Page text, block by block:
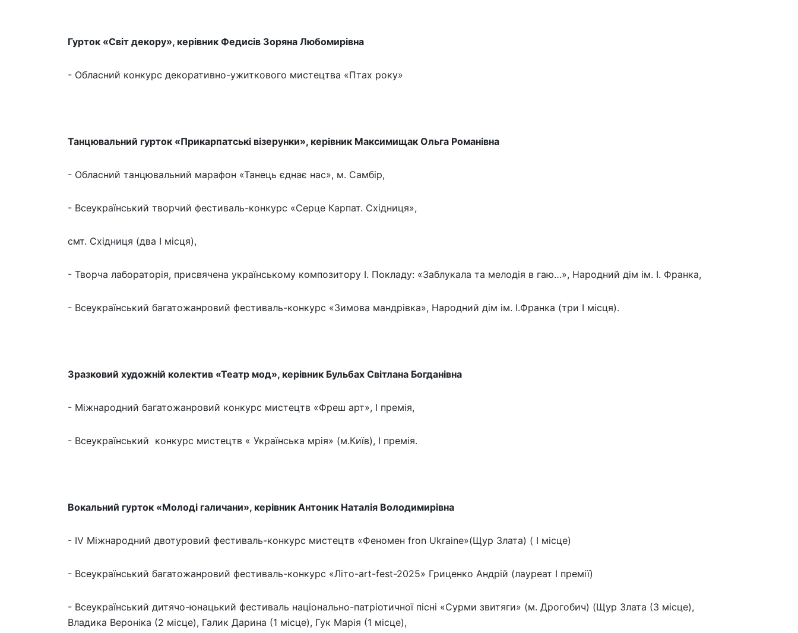
Гурток «Світ декору», керівник Федисів Зоряна Любомирівна
- Обласний конкурс декоративно-ужиткового мистецтва «Птах року»
Танцювальний гурток «Прикарпатські візерунки», керівник Максимищак Ольга Романівна
- Обласний танцювальний марафон «Танець єднає нас», м. Самбір,
- Всеукраїнський творчий фестиваль-конкурс «Серце Карпат. Східниця»,
смт. Східниця (два І місця),
- Творча лабораторія, присвячена українському композитору І. Покладу: «Заблукала та мелодія в гаю…», Народний дім ім. І. Франка,
- Всеукраїнський багатожанровий фестиваль-конкурс «Зимова мандрівка», Народний дім ім. І.Франка (три І місця).
Зразковий художній колектив «Театр мод», керівник Бульбах Світлана Богданівна
- Міжнародний багатожанровий конкурс мистецтв «Фреш арт», І премія,
- Всеукраїнський конкурс мистецтв « Українська мрія» (м.Київ), І премія.
Вокальний гурток «Молоді галичани», керівник Антоник Наталія Володимирівна
- IV Міжнародний двотуровий фестиваль-конкурс мистецтв «Феномен fron Ukraine»(Щур Злата) ( І місце)
- Всеукраїнський багатожанровий фестиваль-конкурс «Літо-art-fest-2025» Гриценко Андрій (лауреат І премії)
- Всеукраїнський дитячо-юнацький фестиваль національно-патріотичної пісні «Сурми звитяги» (м. Дрогобич) (Щур Злата (3 місце),
Владика Вероніка (2 місце), Галик Дарина (1 місце), Гук Марія (1 місце),